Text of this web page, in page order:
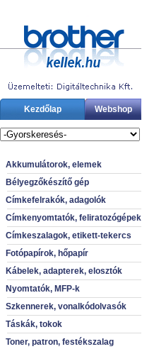
Kezdőlap Webshop
Akkumulátorok, elemek
Bélyegzőkészítő gép
Címkefelrakók, adagolók
Címkenyomtatók, feliratozógépek
Címkeszalagok, etikett-tekercs
Fotópapírok, hőpapír
Kábelek, adapterek, elosztók
Nyomtatók, MFP-k
Szkennerek, vonalkódolvasók
Táskák, tokok
Toner, patron, festékszalag